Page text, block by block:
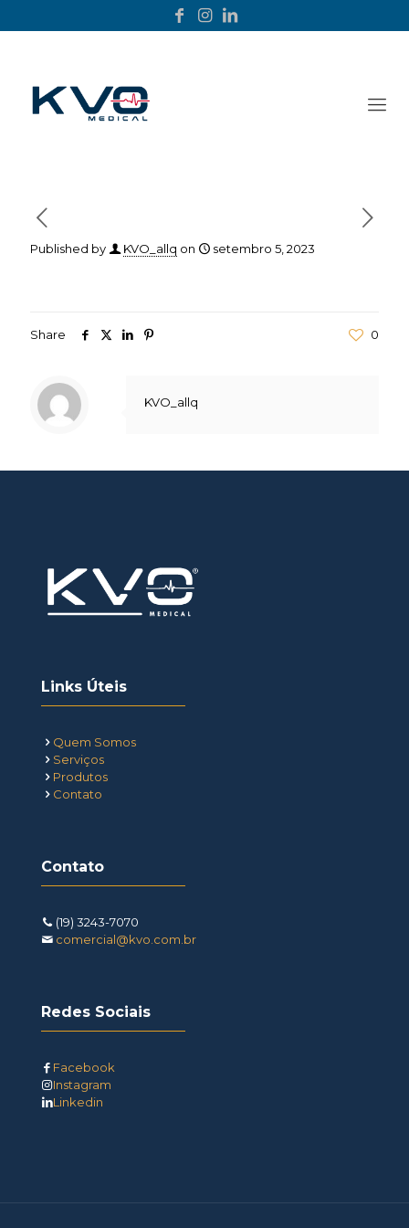
Published by KVO_allq on setembro 5, 2023
Share 0
KVO_allq
Links Úteis
Quem Somos
Serviços
Produtos
Contato
Contato
(19) 3243-7070
comercial@kvo.com.br
Redes Sociais
Facebook
Instagram
Linkedin